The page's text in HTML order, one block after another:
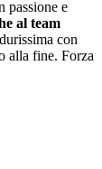
passione e
al team
durissima con
alla fine. Forza